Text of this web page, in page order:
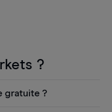
?
gratuite ?